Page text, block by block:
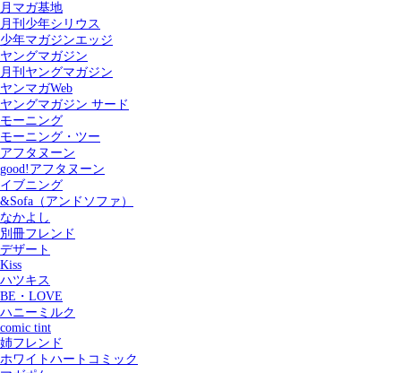
月マガ基地
月刊少年シリウス
少年マガジンエッジ
ヤングマガジン
月刊ヤングマガジン
ヤンマガWeb
ヤングマガジン サード
モーニング
モーニング・ツー
アフタヌーン
good!アフタヌーン
イブニング
&Sofa（アンドソファ）
なかよし
別冊フレンド
デザート
Kiss
ハツキス
BE・LOVE
ハニーミルク
comic tint
姉フレンド
ホワイトハートコミック